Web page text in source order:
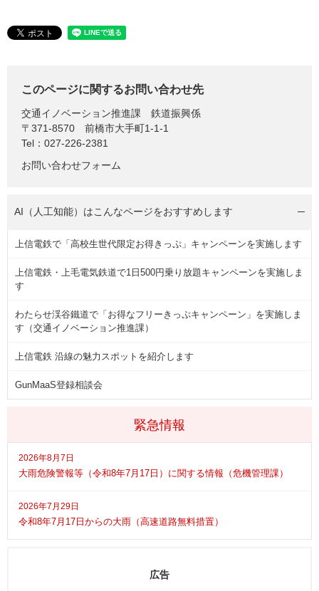
このページに関するお問い合わせ先
交通イノベーション推進課
鉄道振興係
〒371-8570
前橋市大手町1-1-1
Tel：027-226-2381
お問い合わせフォーム
緊急情報
2026年8月7日
大雨危険警報等（令和8年7月17日）に関する情報（危機管理課）
2026年7月29日
令和8年7月17日からの大雨（高速道路無料措置）
AI（人工知能）はこんなページをおすすめします
上信電鉄で「高校生世代限定お得きっぷ」キャンペーンを実施します
上信電鉄・上毛電気鉄道で1日500円乗り放題キャンペーンを実施しま
す
わたらせ渓谷鐵道で「お得なフリーきっぷキャンペーン」を実施しま
す（交通イノベーション推進課）
上信電鉄 沿線の魅力スポットを紹介します
GunMaaS登録相談会
広告